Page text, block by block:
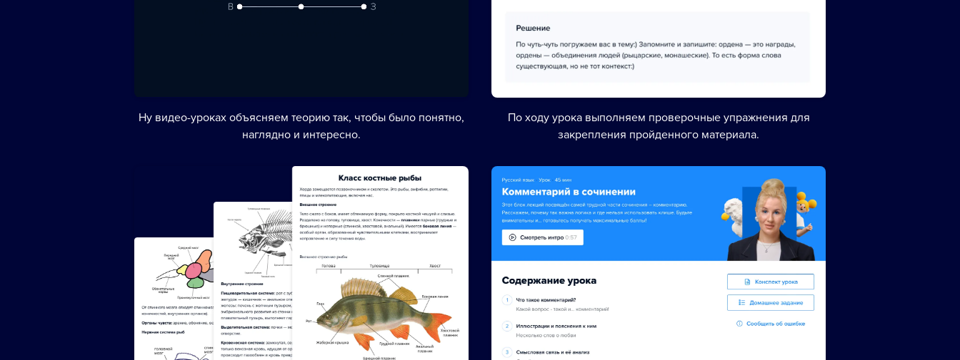
Ну видео-уроках объясняем теорию так, чтобы было понятно,
наглядно и интересно.
По ходу урока выполняем проверочные упражнения для
закрепления пройденного материала.